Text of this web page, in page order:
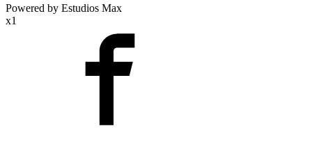
Powered by Estudios Max
x1